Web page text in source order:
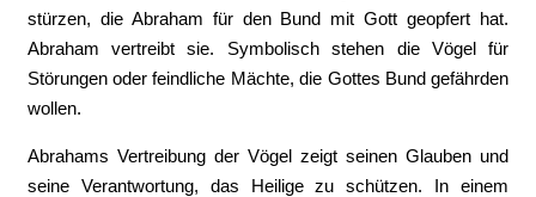
stürzen, die Abraham für den Bund mit Gott geopfert hat.
Abraham vertreibt sie. Symbolisch stehen die Vögel für
Störungen oder feindliche Mächte, die Gottes Bund gefährden
wollen.
Abrahams Vertreibung der Vögel zeigt seinen Glauben und
seine Verantwortung, das Heilige zu schützen. In einem